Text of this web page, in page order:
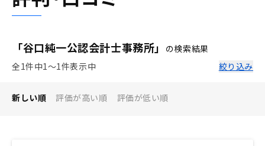
「谷口純一公認会計士事務所」
の検索結果
全1件中1〜1件表示中
絞り込み
新しい順 評価が高い順 評価が低い順